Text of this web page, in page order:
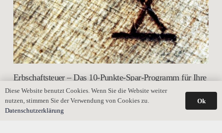
Erbschaftsteuer – Das 10-Punkte-Spar-Programm für Ihre
Familie
Diese Website benutzt Cookies. Wenn Sie die Website weiter
nutzen, stimmen Sie der Verwendung von Cookies zu.
Datenschutzerklärung
Ok